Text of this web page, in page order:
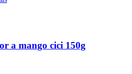
a mango cici 150g